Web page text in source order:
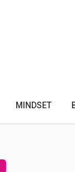
MINDSET